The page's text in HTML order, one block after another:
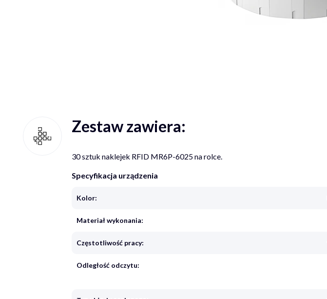
Zestaw zawiera:
30 sztuk naklejek RFID MR6P-6025 na rolce.
Specyfikacja urządzenia
Kolor:
Materiał wykonania:
Częstotliwość pracy:
Odległość odczytu: